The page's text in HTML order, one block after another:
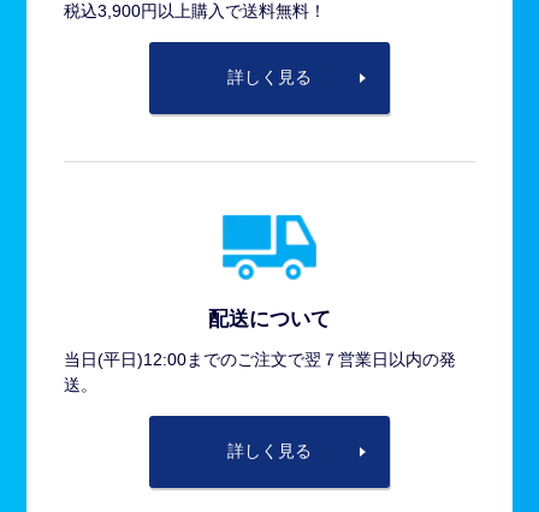
税込3,900円以上購入で送料無料！
詳しく見る
配送について
当日(平日)12:00までのご注文で翌７営業日以内の発
送。
詳しく見る